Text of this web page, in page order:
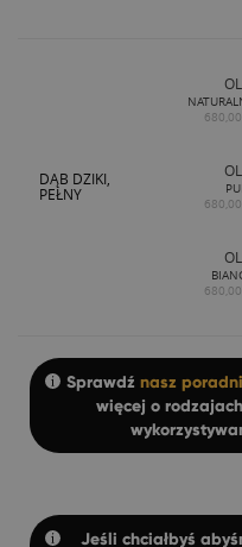
DĄB DZIKI,
PEŁNY
680,00
680,00
680,00
Sprawdź nasz
więcej o
Jeśli chciałbyś